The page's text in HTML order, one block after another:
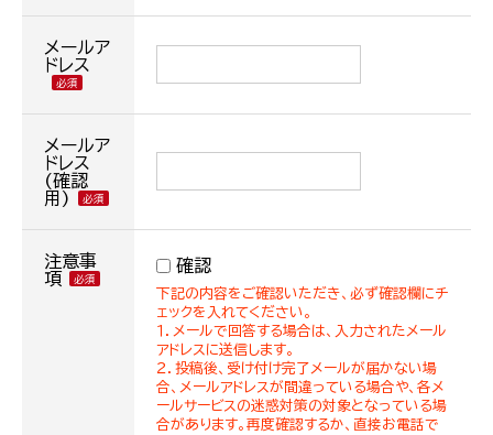
メールア
ドレス
メールア
ドレス
(確認
用)
注意事
項
確認
下記の内容をご確認いただき、必ず確認欄にチ
ェックを入れてください。
１．メールで回答する場合は、入力されたメール
アドレスに送信します。
２．投稿後、受け付け完了メールが届かない場
合、メールアドレスが間違っている場合や、各メ
ールサービスの迷惑対策の対象となっている場
合があります。再度確認するか、直接お電話で